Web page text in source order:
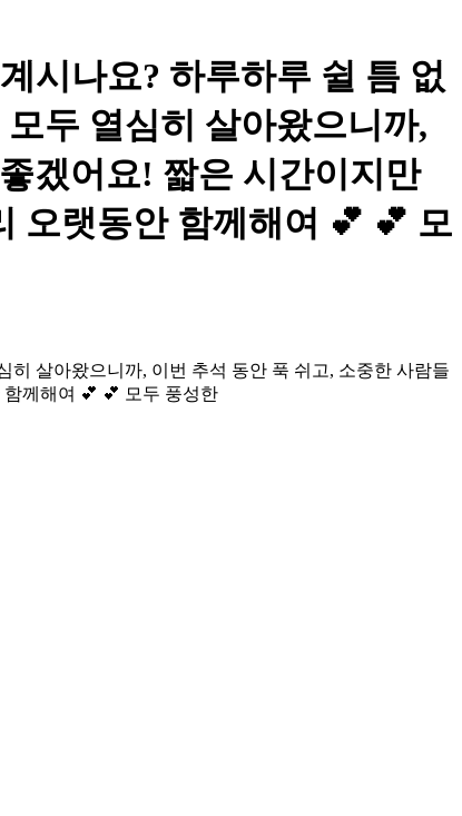
시나요? 하루하루 쉴 틈 없
두 열심히 살아왔으니까,
겠어요! 짧은 시간이지만
오랫동안 함께해여 💕 💕 모
살아왔으니까, 이번 추석 동안 푹 쉬고, 소중한 사람들
께해여 💕 💕 모두 풍성한